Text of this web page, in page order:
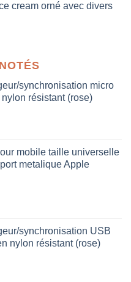
cream orné avec divers
synchronisation micro
résistant (rose)
mobile taille universelle
metalique Apple
synchronisation USB
nylon résistant (rose)